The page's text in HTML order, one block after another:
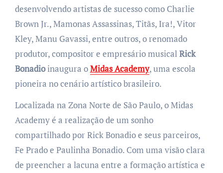
desenvolvendo artistas de sucesso como Charlie
Brown Jr., Mamonas Assassinas, Titãs, Ira!, Vitor
Kley, Manu Gavassi, entre outros, o renomado
produtor, compositor e empresário musicalRick
Bonadioinaugura oMidas Academy, uma escola
pioneira no cenário artístico brasileiro.
Localizada na Zona Norte de São Paulo, o Midas
Academy é a realização de um sonho
compartilhado por Rick Bonadio e seus parceiros,
Fe Prado e Paulinha Bonadio. Com uma visão clara
de preencher a lacuna entre a formação artística e